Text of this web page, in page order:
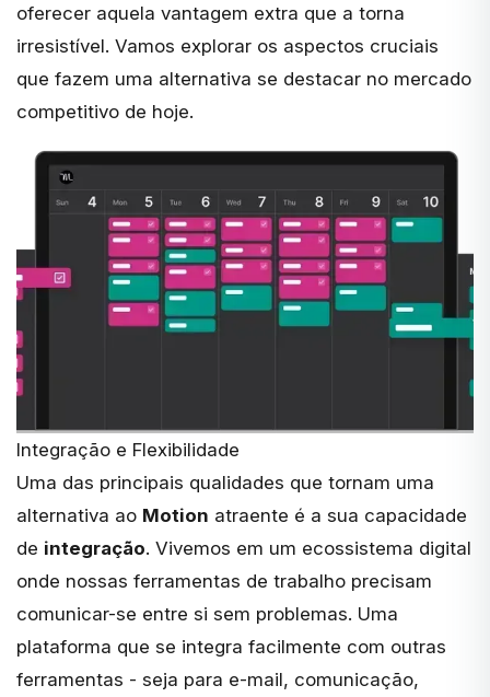
oferecer aquela vantagem extra que a torna
irresistível. Vamos explorar os aspectos cruciais
que fazem uma alternativa se destacar no mercado
competitivo de hoje.
Integração e Flexibilidade
Uma das principais qualidades que tornam uma
alternativa ao Motion atraente é a sua capacidade
de integração. Vivemos em um ecossistema digital
onde nossas ferramentas de trabalho precisam
comunicar-se entre si sem problemas. Uma
plataforma que se integra facilmente com outras
ferramentas - seja para e-mail, comunicação,